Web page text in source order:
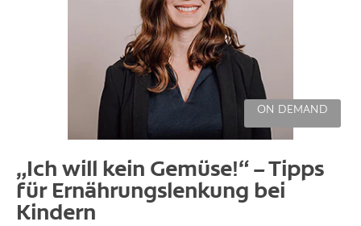
ON DEMAND
„Ich will kein Gemüse!“ – Tipps
für Ernährungslenkung bei
Kindern